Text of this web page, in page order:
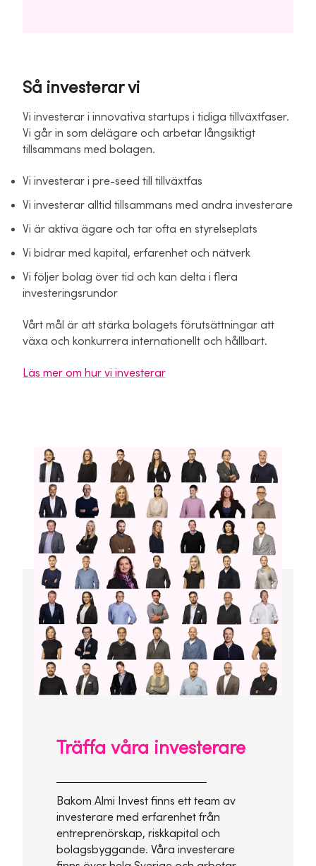
Så investerar vi
Vi investerar i innovativa startups i tidiga tillväxtfaser.
Vi går in som delägare och arbetar långsiktigt
tillsammans med bolagen.
Vi investerar i pre-seed till tillväxtfas
Vi investerar alltid tillsammans med andra investerare
Vi är aktiva ägare och tar ofta en styrelseplats
Vi bidrar med kapital, erfarenhet och nätverk
Vi följer bolag över tid och kan delta i flera
investeringsrundor
Vårt mål är att stärka bolagets förutsättningar att
växa och konkurrera internationellt och hållbart.
Läs mer om hur vi investerar
Träffa våra investerare
Bakom Almi Invest finns ett team av
investerare med erfarenhet från
entreprenörskap, riskkapital och
bolagsbyggande. Våra investerare